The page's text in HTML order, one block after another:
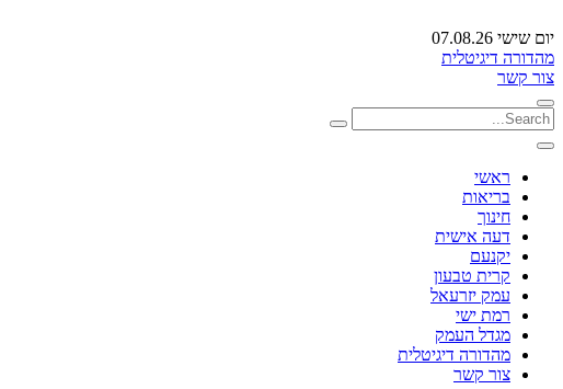
יום שישי 07.08.26
מהדורה דיגיטלית
צור קשר
ראשי
בריאות
חינוך
דעה אישית
יקנעם
קרית טבעון
עמק יזרעאל
רמת ישי
מגדל העמק
מהדורה דיגיטלית
צור קשר